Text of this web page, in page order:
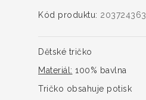
Kód produktu: 203724363
Dětské tričko
Materiál: 100% bavlna
Tričko obsahuje potisk